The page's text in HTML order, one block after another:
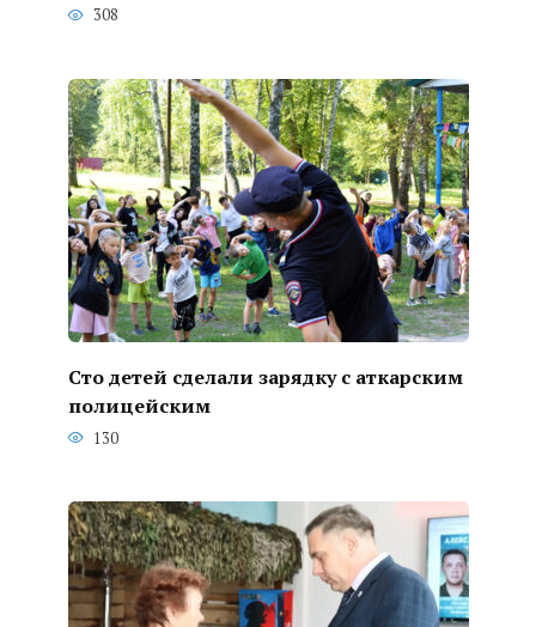
308
Сто детей сделали зарядку с аткарским
полицейским
130